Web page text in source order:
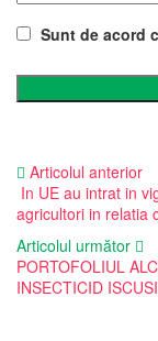
Sunt de acord
Articolul anterior
In UE au intrat in
agricultori in relatia
Articolul următor
PORTOFOLIUL
INSECTICID